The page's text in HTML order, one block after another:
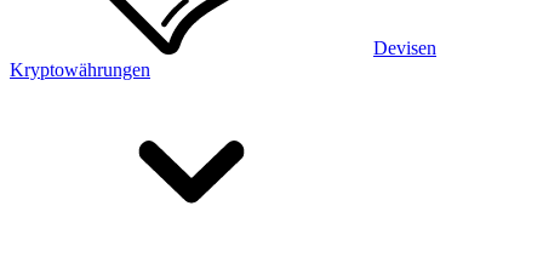
Devisen
Kryptowährungen